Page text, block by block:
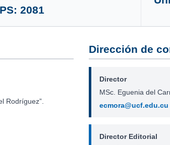
2081
Rodríguez”.
Dirección de
Director
MSc. Eguenia del
ecmora@ucf.edu.cu
Director Editorial